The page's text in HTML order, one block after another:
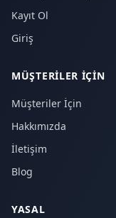
Kayıt Ol
Giriş
MÜŞTERILER İÇIN
Müşteriler İçin
Hakkımızda
İletişim
Blog
YASAL